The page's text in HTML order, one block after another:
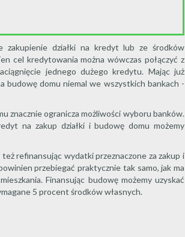
zakupienie działki na kredyt lub ze środków
cel kredytowania można wówczas połączyć z
jednego dużego kredytu. Mając już
budowę domu niemal we wszystkich bankach -
znacznie ogranicza możliwości wyboru banków.
na zakup działki i budowę domu możemy
refinansując wydatki przeznaczone za zakup i
przebiegać praktycznie tak samo, jak ma
Finansując budowę możemy uzyskać
5 procent środków własnych.